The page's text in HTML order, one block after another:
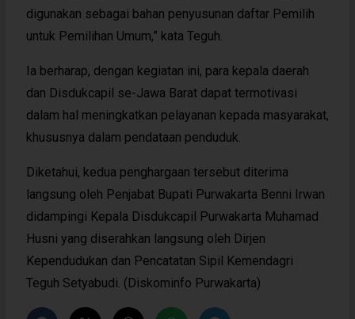
digunakan sebagai bahan penyusunan daftar Pemilih
untuk Pemilihan Umum,” kata Teguh.
Ia berharap, dengan kegiatan ini, para kepala daerah
dan Disdukcapil se-Jawa Barat dapat termotivasi
dalam hal meningkatkan pelayanan kepada masyarakat,
khususnya dalam pendataan penduduk.
Diketahui, kedua penghargaan tersebut diterima
langsung oleh Penjabat Bupati Purwakarta Benni Irwan
didampingi Kepala Disdukcapil Purwakarta Muhamad
Husni yang diserahkan langsung oleh Dirjen
Kependudukan dan Pencatatan Sipil Kemendagri
Teguh Setyabudi. (Diskominfo Purwakarta)